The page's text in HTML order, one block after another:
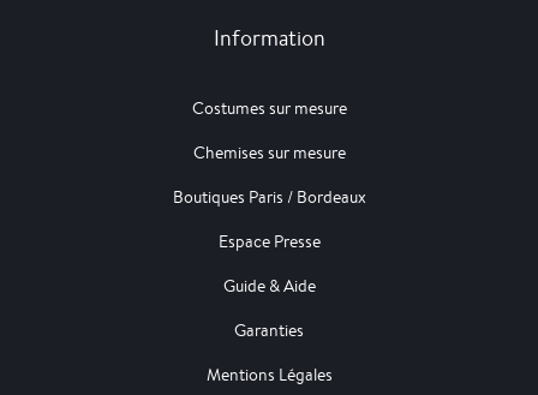
Information
Costumes sur mesure
Chemises sur mesure
Boutiques Paris / Bordeaux
Espace Presse
Guide & Aide
Garanties
Mentions Légales